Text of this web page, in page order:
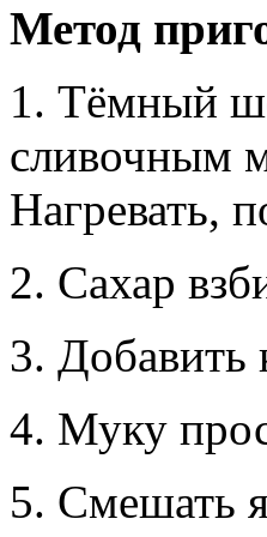
Метод
1. Тёмный
сливочным
Нагревать,
2. Сахар
3. Добавить
4. Муку
5. Смешать